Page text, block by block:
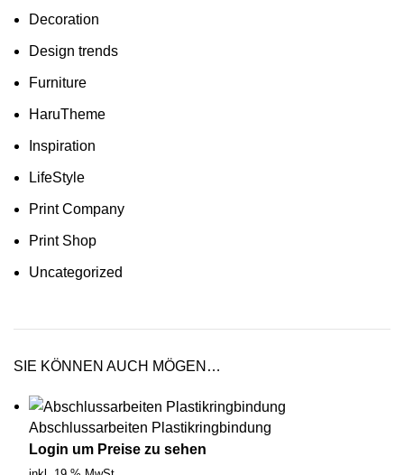
Decoration
Design trends
Furniture
HaruTheme
Inspiration
LifeStyle
Print Company
Print Shop
Uncategorized
SIE KÖNNEN AUCH MÖGEN…
Abschlussarbeiten Plastikringbindung
Login um Preise zu sehen